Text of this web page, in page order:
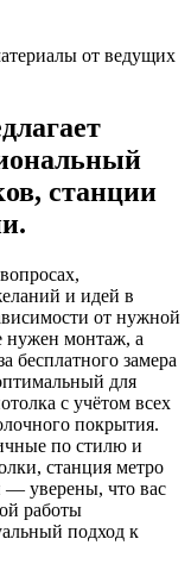
от ведущих
станции
.
и идей в
от нужной
нужен монтаж, а
бесплатного замера
для
с учётом всех
покрытия.
по стилю и
станция метро
уверены, что вас
работы
подход к